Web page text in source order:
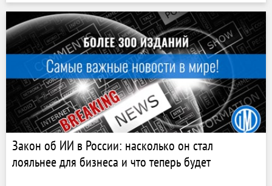
Закон об ИИ в России: насколько он стал
лояльнее для бизнеса и что теперь будет